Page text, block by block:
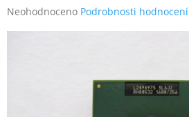
Průměrné
Neohodnoceno Podrobnosti hodnocení